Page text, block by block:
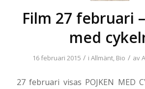
Film 27 februari
med
16 februari 2015 / iAllmänt, Bio / av
27 februari visas POJKEN MED